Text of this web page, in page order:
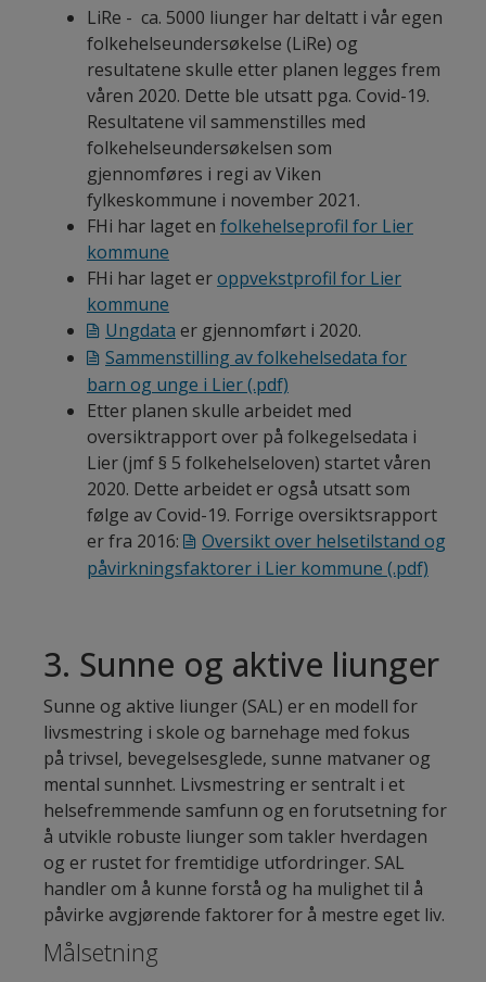
LiRe - ca. 5000 liunger har deltatt i vår egen
folkehelseundersøkelse (LiRe) og
resultatene skulle etter planen legges frem
våren 2020. Dette ble utsatt pga. Covid-19.
Resultatene vil sammenstilles med
folkehelseundersøkelsen som
gjennomføres i regi av Viken
fylkeskommune i november 2021.
FHi har laget en folkehelseprofil for Lier
kommune
FHi har laget eroppvekstprofil for Lier
kommune
Ungdata er gjennomført i 2020.
Sammenstilling av folkehelsedata for
barn og unge i Lier(.pdf)
Etter planen skulle arbeidet med
oversiktrapport over på folkegelsedata i
Lier (jmf § 5 folkehelseloven) startet våren
2020. Dette arbeidet er også utsatt som
følge av Covid-19. Forrige oversiktsrapport
er fra 2016:
Oversikt over helsetilstand og
påvirkningsfaktorer i Lier kommune (.pdf)
3. Sunne og aktive liunger
Sunne og aktive liunger (SAL) er en modell for
livsmestring i skole og barnehage med fokus
på trivsel, bevegelsesglede, sunne matvaner og
mental sunnhet. Livsmestring er sentralt i et
helsefremmende samfunn og en forutsetning for
å utvikle robuste liunger som takler hverdagen
og er rustet for fremtidige utfordringer. SAL
handler om å kunne forstå og ha mulighet til å
påvirke avgjørende faktorer for å mestre eget liv.
Målsetning